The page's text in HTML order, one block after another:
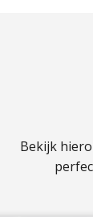
Bekijk